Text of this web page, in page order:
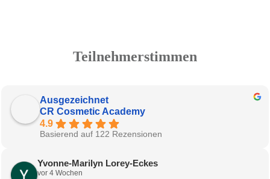
Teilnehmerstimmen
Ausgezeichnet
CR Cosmetic Academy
4.9
Basierend auf 122 Rezensionen
Yvonne-Marilyn Lorey-Eckes
vor 4 Wochen